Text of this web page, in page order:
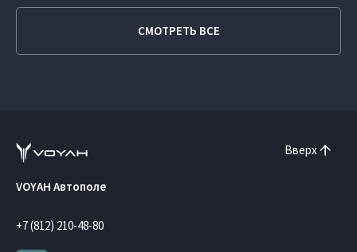
СМОТРЕТЬ ВСЕ
Вверх
VOYAH Автополе
+7 (812) 210-48-80